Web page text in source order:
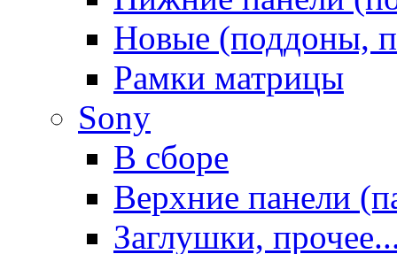
Новые (поддоны,
Рамки матрицы
Sony
В сборе
Верхние панели
Заглушки,